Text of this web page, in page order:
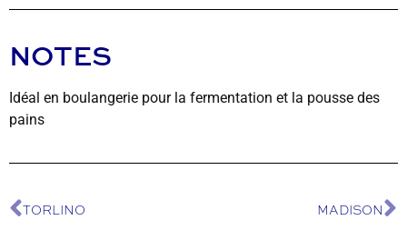
NOTES
Idéal en boulangerie pour la fermentation et la pousse des
pains
TORLINO MADISON